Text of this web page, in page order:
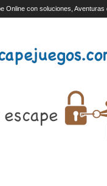
Online con soluciones,